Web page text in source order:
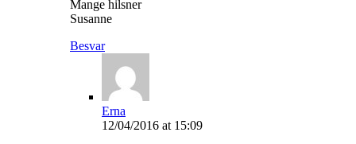
Mange hilsner
Susanne
Besvar
Erna
12/04/2016 at 15:09